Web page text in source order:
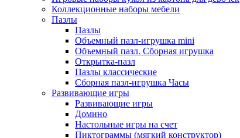
Коллекционные наборы мебели
Пазлы
Пазлы
Объемный пазл-игрушка mini
Объемный пазл. Сборная игрушка
Открытка-пазл
Пазлы классические
Сборная пазл-игрушка Часы
Развивающие игры
Развивающие игры
Домино
Настольные игры на счет
Пиктограммы (мягкий конструктор)